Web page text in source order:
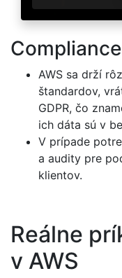
AWS sa drží
štandardov,
GDPR, čo
ich dáta sú v
V prípade
a audity pre
klientov.
Reálne
v AWS